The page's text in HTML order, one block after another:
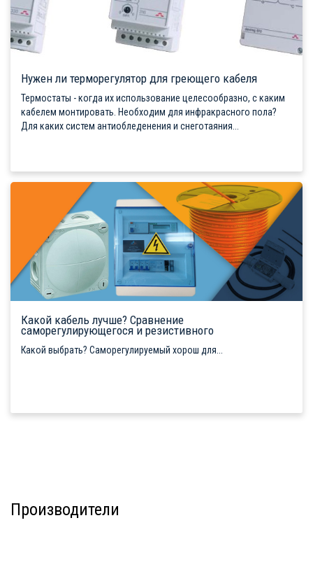
Нужен ли терморегулятор для греющего кабеля
Термостаты - когда их использование целесообразно, с каким
кабелем монтировать. Необходим для инфракрасного пола?
Для каких систем антиобледенения и снеготаяния...
Какой кабель лучше? Сравнение
саморегулирующегося и резистивного
Какой выбрать? Саморегулируемый хорош для...
Производители